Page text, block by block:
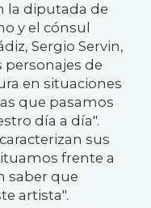
la diputada de
y el cónsul
Sergio Servin,
personajes de
en situaciones
que pasamos
día a día".
sus
frente a
saber que
artista".